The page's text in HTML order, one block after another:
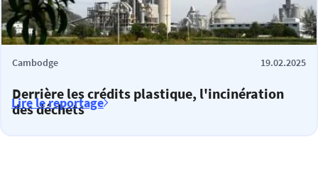
Cambodge 19.02.2025
Derrière les crédits plastique, l'incinération
des déchets
Lire le reportage